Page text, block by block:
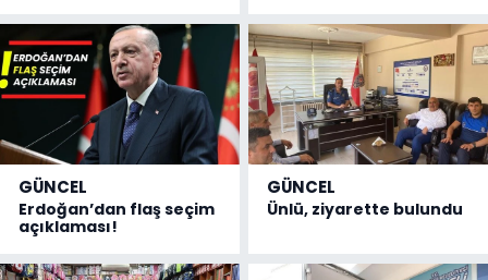
GÜNCEL
Erdoğan’dan flaş seçim
açıklaması!
GÜNCEL
Ünlü, ziyarette bulundu